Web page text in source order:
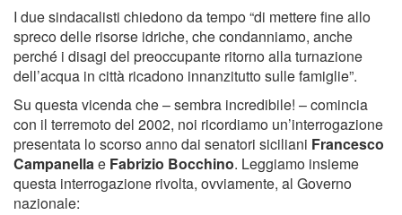
I due sindacalisti chiedono da tempo “di mettere fine allo
spreco delle risorse idriche, che condanniamo, anche
perché i disagi del preoccupante ritorno alla turnazione
dell’acqua in città ricadono innanzitutto sulle famiglie”.
Su questa vicenda che – sembra incredibile! – comincia
con il terremoto del 2002, noi ricordiamo un’interrogazione
presentata lo scorso anno dai senatori siciliani Francesco
Campanellae Fabrizio Bocchino. Leggiamo insieme
questa interrogazione rivolta, ovviamente, al Governo
nazionale: